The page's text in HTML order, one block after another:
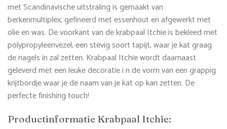
met Scandinavische uitstraling is gemaakt van
berkenmultiplex, gefineerd met essenhout en afgewerkt met
olie en was. De voorkant van de krabpaal Itchie is bekleed met
polypropyleenvezel, een stevig soort tapijt, waar je kat graag
de nagels in zal zetten. Krabpaal Itchie wordt daarnaast
geleverd met een leuke decoratie i n de vorm van een grappig
krijtbordje waar je de naam van je kat op kan zetten. De
perfecte finishing touch!
Productinformatie Krabpaal Itchie: